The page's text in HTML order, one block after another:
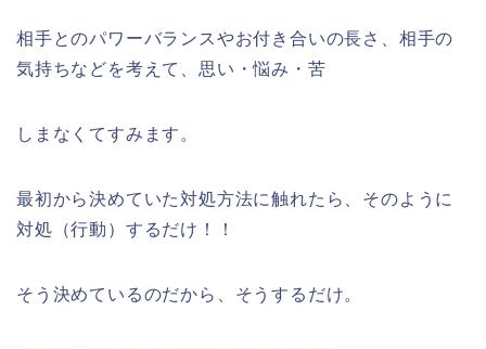
相手とのパワーバランスやお付き合いの長さ、相手の
気持ちなどを考えて、思い・悩み・苦
しまなくてすみます。
最初から決めていた対処方法に触れたら、そのように
対処（行動）するだけ！！
そう決めているのだから、そうするだけ。